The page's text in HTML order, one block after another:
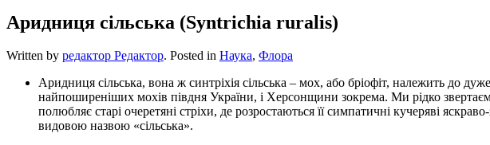
Аридниця сільська (Syntrichia ruralis)
Written by редактор Редактор. Posted in Наука, Флора
Аридниця сільська, вона ж синтріхія сільська – мох, або бріофіт, належить до
найпоширеніших мохів півдня України, і Херсонщини зокрема. Ми рідко
полюбляє старі очеретяні стріхи, де розростаються її симпатичні кучеряві
видовою назвою «сільська».